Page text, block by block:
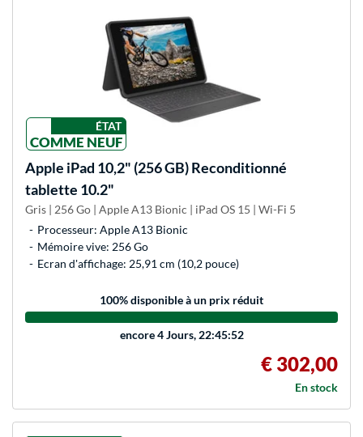
ÉTAT
COMME NEUF
Apple iPad 10,2" (256 GB) Reconditionné
tablette 10.2"
Gris | 256 Go | Apple A13 Bionic | iPad OS 15 | Wi-Fi 5
Processeur: Apple A13 Bionic
Mémoire vive: 256 Go
Ecran d'affichage: 25,91 cm (10,2 pouce)
100% disponible à un prix réduit
encore4 Jours, 22:45:52
€ 302,00
En stock